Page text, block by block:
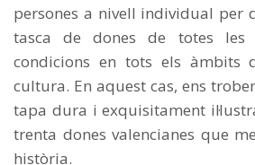
persones a nivell individual per
tasca de dones de totes les
condicions en tots els àmbits
cultura. En aquest cas, ens
tapa dura i exquisitament
trenta dones valencianes que
història.